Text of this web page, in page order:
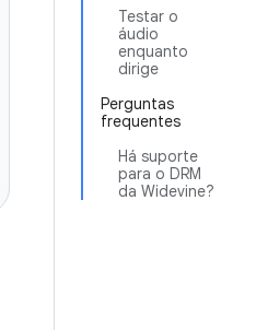
Testar o
áudio
enquanto
dirige
Perguntas
frequentes
Há suporte
para o DRM
da Widevine?